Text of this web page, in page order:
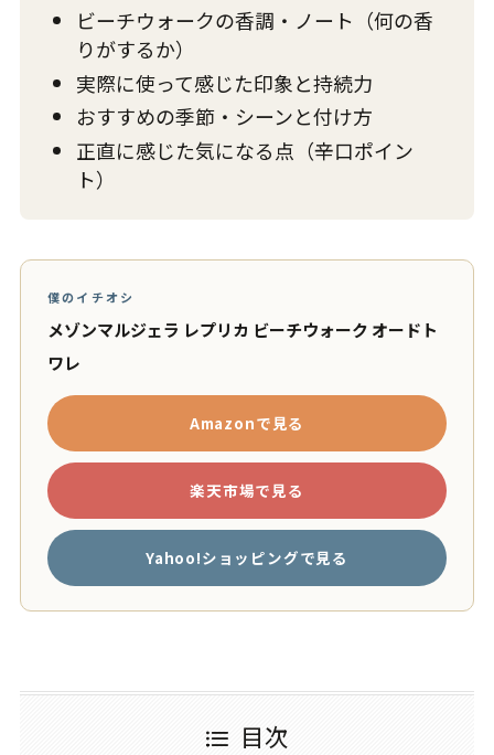
ビーチウォークの香調・ノート（何の香
りがするか）
実際に使って感じた印象と持続力
おすすめの季節・シーンと付け方
正直に感じた気になる点（辛口ポイン
ト）
僕のイチオシ
メゾンマルジェラ レプリカ ビーチウォーク オードト
ワレ
Amazonで見る
楽天市場で見る
Yahoo!ショッピングで見る
目次